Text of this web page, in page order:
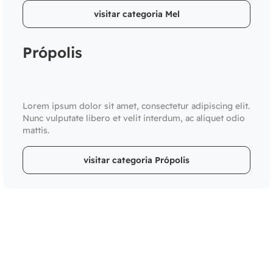
visitar categoria Mel
Própolis
Lorem ipsum dolor sit amet, consectetur adipiscing elit.
Nunc vulputate libero et velit interdum, ac aliquet odio
mattis.
visitar categoria Própolis